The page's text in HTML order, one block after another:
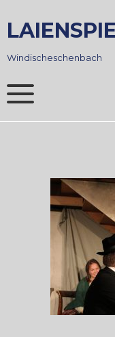
to
content
Windischeschenbach